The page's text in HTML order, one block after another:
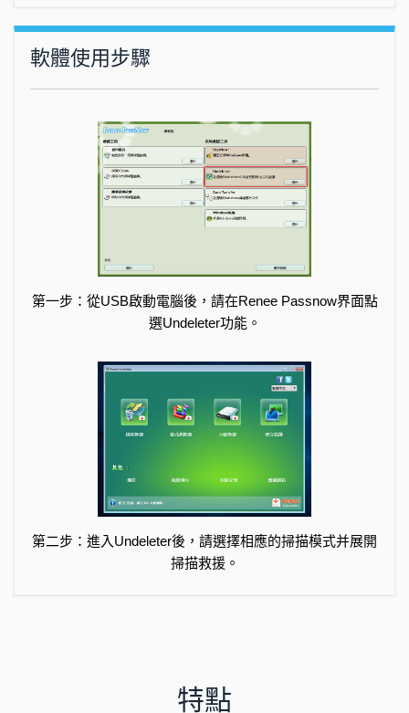
軟體使用步驟
第一步：從USB啟動電腦後，請在Renee Passnow界面點
選Undeleter功能。
第二步：進入Undeleter後，請選擇相應的掃描模式并展開
掃描救援。
特點